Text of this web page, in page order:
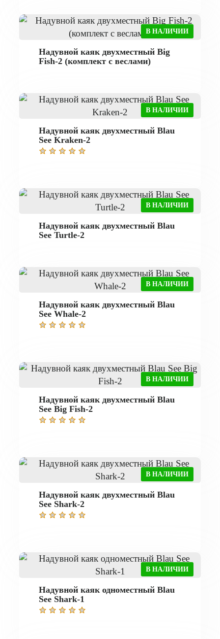
В НАЛИЧИИ
Надувной каяк двухместный Big
Fish-2 (комплект с веслами)
В НАЛИЧИИ
Надувной каяк двухместный Blau
See Kraken-2
В НАЛИЧИИ
Надувной каяк двухместный Blau
See Turtle-2
В НАЛИЧИИ
Надувной каяк двухместный Blau
See Whale-2
В НАЛИЧИИ
Надувной каяк двухместный Blau
See Big Fish-2
В НАЛИЧИИ
Надувной каяк двухместный Blau
See Shark-2
В НАЛИЧИИ
Надувной каяк одноместный Blau
See Shark-1